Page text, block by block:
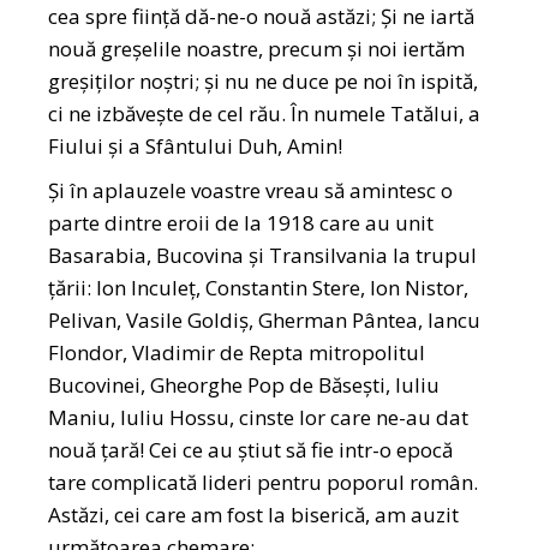
cea spre fiinţă dă-ne-o nouă astăzi; Şi ne iartă
nouă greşelile noastre, precum şi noi iertăm
greşiţilor noştri; și nu ne duce pe noi în ispită,
ci ne izbăveşte de cel rău. În numele Tatălui, a
Fiului și a Sfântului Duh, Amin!
Și în aplauzele voastre vreau să amintesc o
parte dintre eroii de la 1918 care au unit
Basarabia, Bucovina și Transilvania la trupul
țării: Ion Inculeț, Constantin Stere, Ion Nistor,
Pelivan, Vasile Goldiș, Gherman Pântea, Iancu
Flondor, Vladimir de Repta mitropolitul
Bucovinei, Gheorghe Pop de Băsești, Iuliu
Maniu, Iuliu Hossu, cinste lor care ne-au dat
nouă țară! Cei ce au știut să fie intr-o epocă
tare complicată lideri pentru poporul român.
Astăzi, cei care am fost la biserică, am auzit